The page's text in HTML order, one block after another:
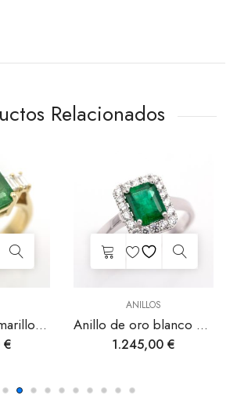
Relacionados
Anillo de oro blanco con esmeralda y diamantes.
€
ANILLOS
Anillo de oro amarillo con diamantes.
399,00 €